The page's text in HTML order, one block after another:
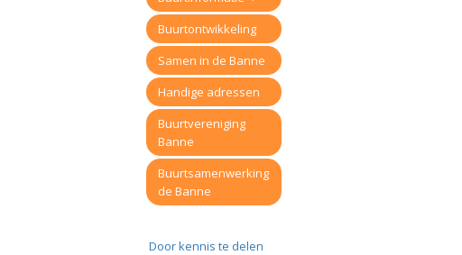
Buurtontwikkeling
Samen in de Banne
Handige adressen
Buurtvereniging
Banne
Buurtsamenwerking
de Banne
Door kennis te delen